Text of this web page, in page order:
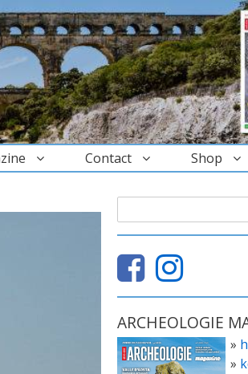
Contact Shop
ARCHEOLOGIE
»
»